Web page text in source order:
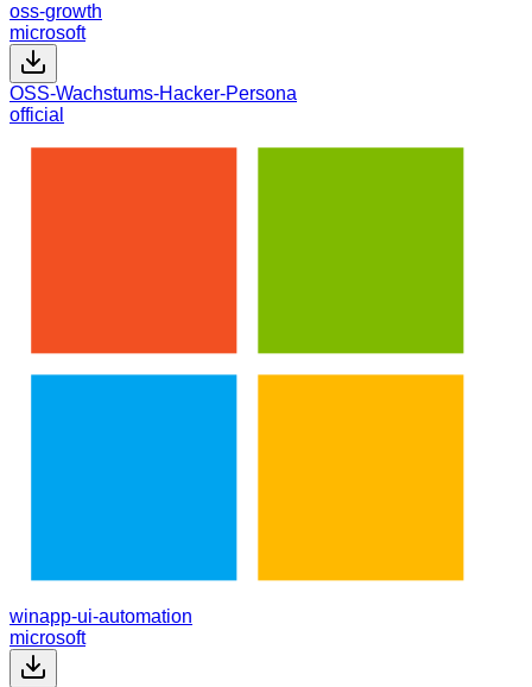
oss-growth
microsoft
OSS-Wachstums-Hacker-Persona
official
winapp-ui-automation
microsoft